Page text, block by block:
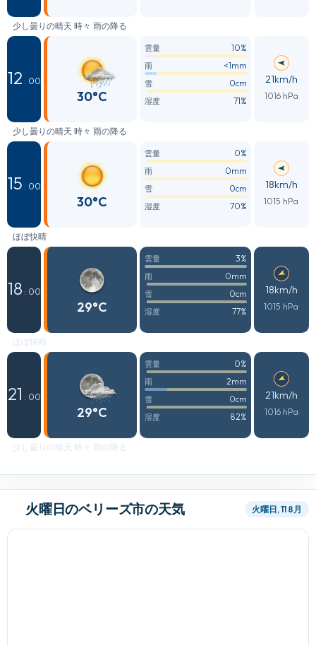
少し曇りの晴天 時々 雨の降る
12 : 00
30°C
雲量 10%
雨 <1mm
雪 0cm
湿度 71%
21km/h
1016 hPa
少し曇りの晴天 時々 雨の降る
15 : 00
30°C
雲量 0%
雨 0mm
雪 0cm
湿度 70%
18km/h
1015 hPa
ほぼ快晴
18 : 00
29°C
雲量 3%
雨 0mm
雪 0cm
湿度 77%
18km/h
1015 hPa
ほぼ快晴
21 : 00
29°C
雲量 0%
雨 2mm
雪 0cm
湿度 82%
21km/h
1016 hPa
少し曇りの晴天 時々 雨の降る
火曜日のベリーズ市の天気 火曜日, 11 8月